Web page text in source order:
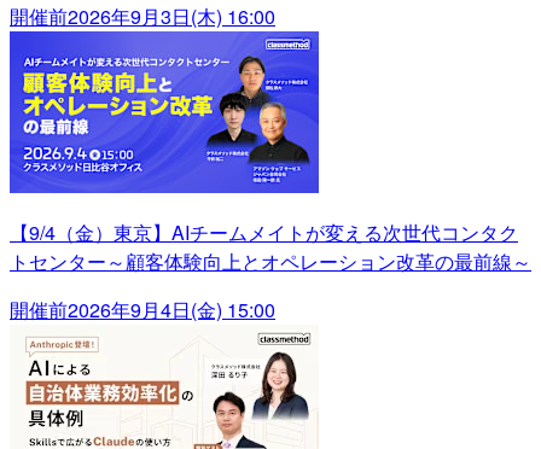
開催前2026年9月3日(木) 16:00
【9/4（金）東京】AIチームメイトが変える次世代コンタク
トセンター～顧客体験向上とオペレーション改革の最前線～
開催前2026年9月4日(金) 15:00